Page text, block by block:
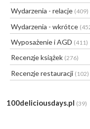
Wydarzenia - relacje (409)
Wydarzenia - wkrótce
Wyposażenie i AGD (411)
Recenzje książek (276)
Recenzje restauracji (102)
100deliciousdays.pl (39)